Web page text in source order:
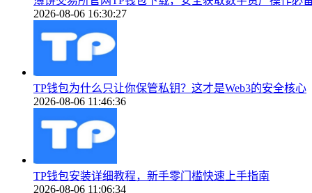
2026-08-06 16:30:27
TP钱包为什么只让你保管私钥？这才是Web3的安全核心
2026-08-06 11:46:36
TP钱包安装详细教程，新手零门槛快速上手指南
2026-08-06 11:06:34